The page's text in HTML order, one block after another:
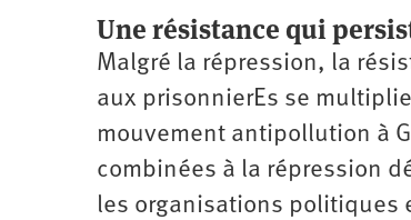
Une résistance qui
Malgré la répression, la
aux prisonnierEs se
mouvement antipollution à
combinées à la répression
les organisations politiques